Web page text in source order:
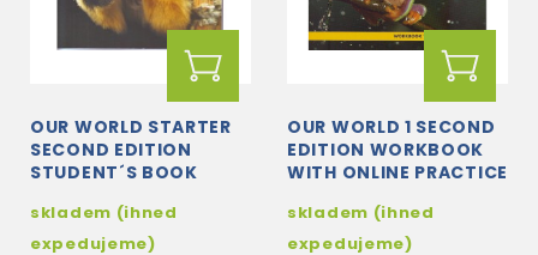
OUR WORLD STARTER
SECOND EDITION
STUDENT´S BOOK
skladem (ihned
expedujeme)
OUR WORLD 1 SECOND
EDITION WORKBOOK
WITH ONLINE PRACTICE
skladem (ihned
expedujeme)